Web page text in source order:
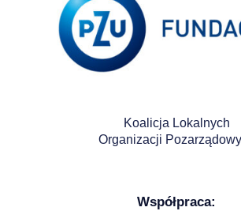
Koalicja Lokalnych
Organizacji
Współpraca: